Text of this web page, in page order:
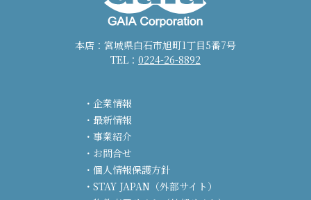
本店：宮城県白石市旭町1丁目5番7号
TEL： 0224-26-8892
企業情報
最新情報
事業紹介
お問合せ
個人情報保護方針
STAY JAPAN（外部サイト）